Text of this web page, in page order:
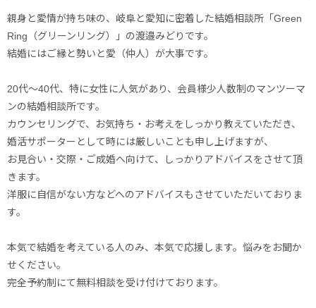
親身と愛情が持ち味の、岐阜と愛知に密着した結婚相談所「Green
Ring（グリーンリング）」の渡邉みどりです。
結婚にはご縁と勢いと愛（仲人）が大事です。
20代～40代、特に女性に人気があり、会員様少人数制のマンツーマ
ンの結婚相談所です。
カウンセリングで、お気持ち・お考えをしっかり教えていただき、
婚活サポーターとして時には厳しいことも申し上げますが、
お見合い・交際・ご成婚へ向けて、しっかりアドバイスをさせて頂
きます。
洋服に自信がない方などへのアドバイスもさせていただいておりま
す。
本気で結婚を考えている人のみ、本気で応援します。悩みをお聞か
せください。
完全予約制にて無料相談を受け付けております。